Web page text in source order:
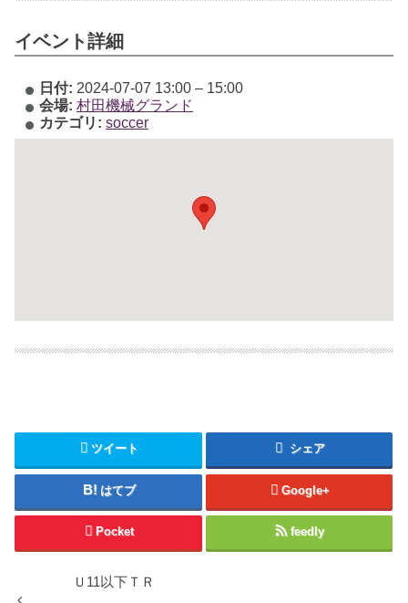
イベント詳細
日付: 2024-07-07 13:00– 15:00
会場: 村田機械グランド
カテゴリ: soccer
ツイート シェア
はてブ Google+
Pocket feedly
Ｕ11以下ＴＲ